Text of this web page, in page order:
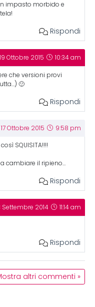
impasto morbido e
Rispondi
19 Ottobre 2015 10:34 am
che versioni provi
🙂
Rispondi
17 Ottobre 2015 9:58 pm
SQUISITA!!!!
cambiare il ripieno…
Rispondi
Settembre 2014 11:14 am
Rispondi
altri commenti »